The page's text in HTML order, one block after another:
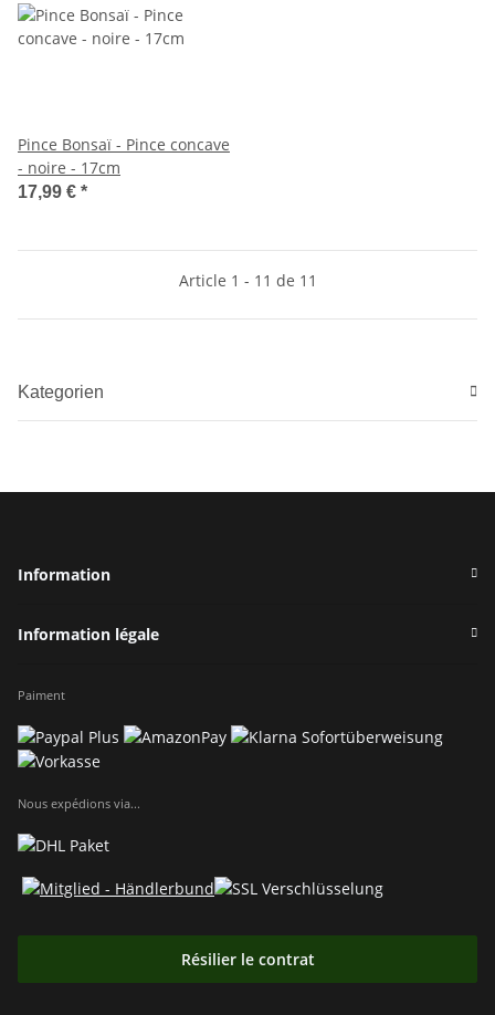
Pince Bonsaï - Pince concave
- noire - 17cm
17,99 € *
Article 1 - 11 de 11
Kategorien
Information
Information légale
Paiment
Nous expédions via...
Résilier le contrat